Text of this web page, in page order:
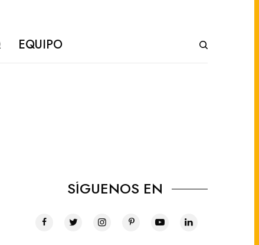
EQUIPO
SÍGUENOS EN